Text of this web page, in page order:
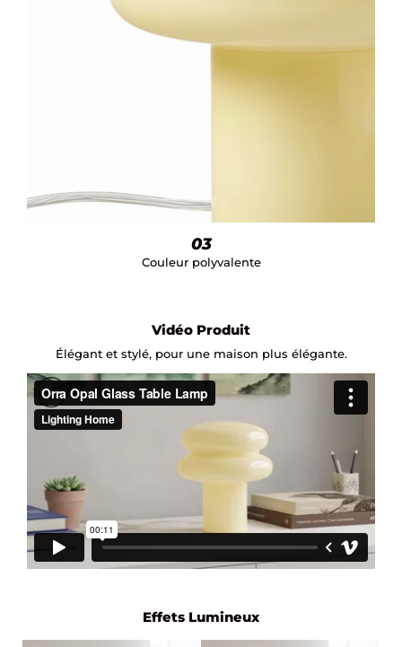
03
Couleur polyvalente
Vidéo Produit
Élégant et stylé, pour une maison plus élégante.
Effets Lumineux